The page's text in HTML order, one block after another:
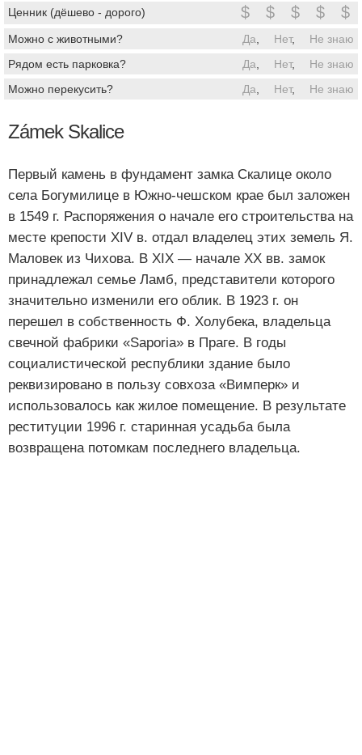
Ценник (дёшево - дорого) $ $ $ $ $
Можно с животными? Да Нет,
Не знаю
Рядом есть парковка?
Да Нет,
Не знаю
Можно перекусить?
Да Нет, Не знаю
Zámek Skalice
Первый камень в фундамент замка Скалице около
села Богумилице в Южно-чешском крае был заложен
в 1549 г. Распоряжения о начале его строительства на
месте крепости XIV в. отдал владелец этих земель Я.
Маловек из Чихова. В XIX — начале XX вв. замок
принадлежал семье Ламб, представители которого
значительно изменили его облик. В 1923 г. он
перешел в собственность Ф. Холубека, владельца
свечной фабрики «Saporia» в Праге. В годы
социалистической республики здание было
реквизировано в пользу совхоза «Вимперк» и
использовалось как жилое помещение. В результате
реституции 1996 г. старинная усадьба была
возвращена потомкам последнего владельца.